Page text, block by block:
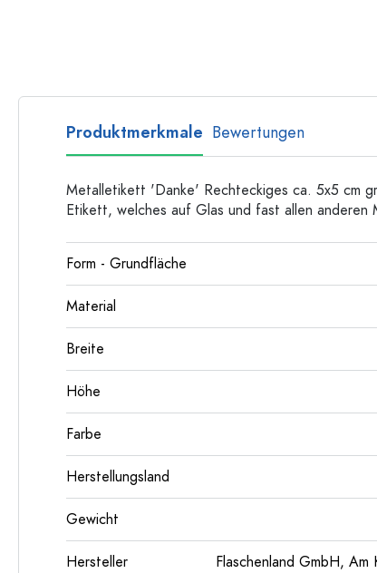
Mehrkantflaschen
Kunststoffflaschen
Produktmerkmale Bewertungen
Metalletikett 'Danke' Rechteckiges ca. 5x5 cm
Etikett, welches auf Glas und fast allen anderen
Form - Grundfläche
Material
Breite
Höhe
Farbe
Herstellungsland
Gewicht
Hersteller
Flaschenland GmbH, Am